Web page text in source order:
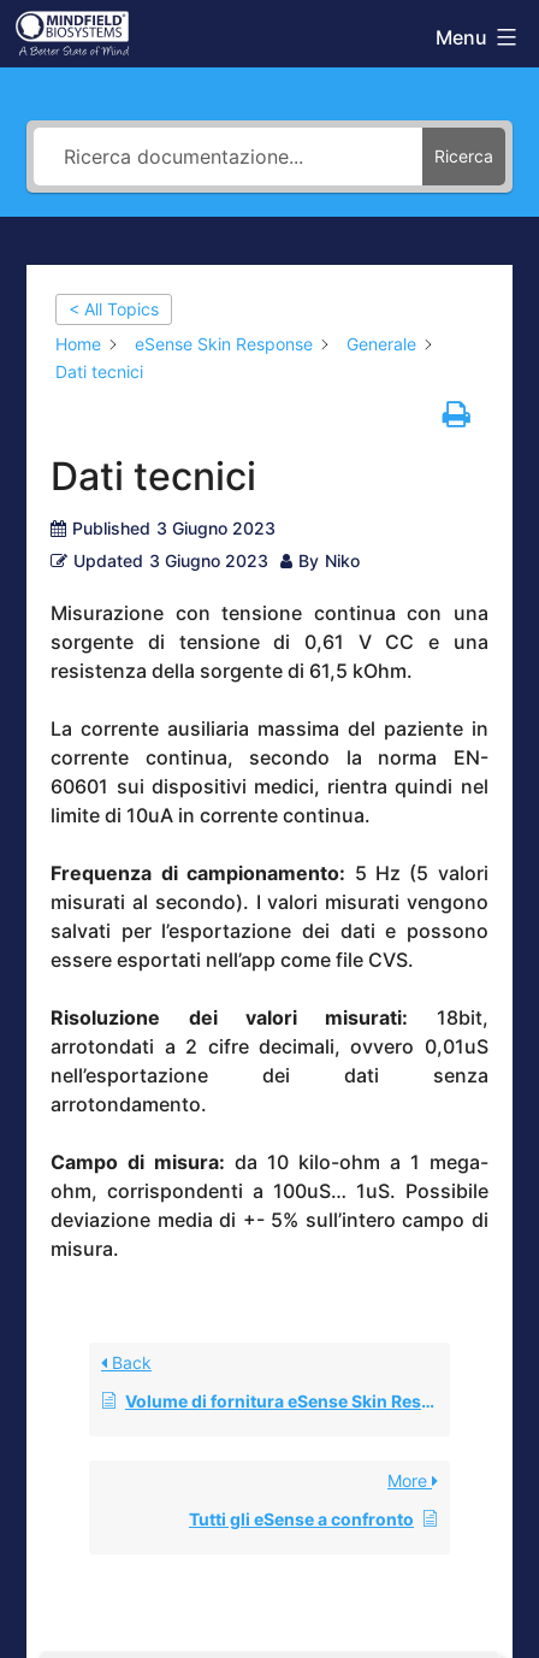
Salta
alMindfield
Menu
Ricerca
< All Topics
Home
eSense Skin Response
Generale
Dati tecnici
Dati tecnici
Published 3 Giugno 2023
Updated 3 Giugno 2023 By Niko
Misurazione con tensione continua con una
sorgente di tensione di 0,61 V CC e una
resistenza della sorgente di 61,5 kOhm.
La corrente ausiliaria massima del paziente in
corrente continua, secondo la norma EN-
60601 sui dispositivi medici, rientra quindi nel
limite di 10uA in corrente continua.
Frequenza di campionamento: 5 Hz (5 valori
misurati al secondo). I valori misurati vengono
salvati per l’esportazione dei dati e possono
essere esportati nell’app come file CVS.
Risoluzione dei valori misurati: 18bit,
arrotondati a 2 cifre decimali, ovvero 0,01uS
nell’esportazione dei dati senza
arrotondamento.
Campo di misura: da 10 kilo-ohm a 1 mega-
ohm, corrispondenti a 100uS… 1uS. Possibile
deviazione media di +- 5% sull’intero campo di
misura.
Back
Volume di fornitura eSense Skin Response
More
Tutti gli eSense a confronto